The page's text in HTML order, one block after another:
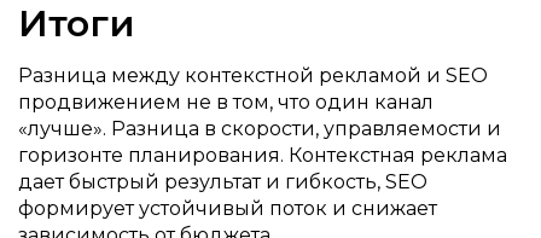
Итоги
Разница между контекстной рекламой и SEO
продвижением не в том, что один канал
«лучше». Разница в скорости, управляемости и
горизонте планирования. Контекстная реклама
дает быстрый результат и гибкость, SEO
формирует устойчивый поток и снижает